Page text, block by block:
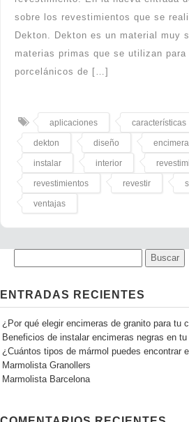
sobre los revestimientos que se
Dekton. Dekton es un material muy
materias primas que se utilizan para
porcelánicos de […]
aplicaciones características
dekton diseño
instalar interior
revestimientos revestir
ventajas
ENTRADAS RECIENTES
¿Por qué elegir encimeras de granito para tu
Beneficios de instalar encimeras negras en tu
¿Cuántos tipos de mármol puedes encontrar
Marmolista Granollers
Marmolista Barcelona